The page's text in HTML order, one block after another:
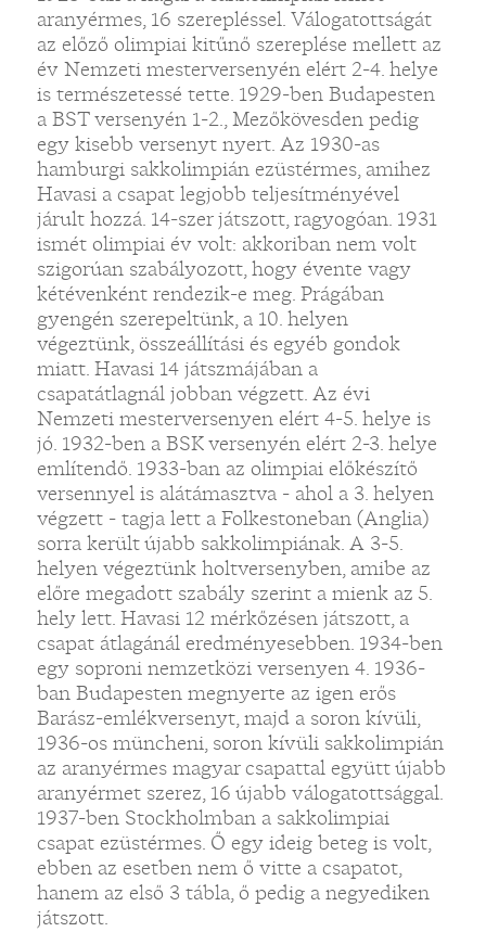
aranyérmes, 16 szerepléssel. Válogatottságát
az előző olimpiai kitűnő szereplése mellett az
év Nemzeti mesterversenyén elért 2-4. helye
is természetessé tette. 1929-ben Budapesten
a BST versenyén 1-2., Mezőkövesden pedig
egy kisebb versenyt nyert. Az 1930-as
hamburgi sakkolimpián ezüstérmes, amihez
Havasi a csapat legjobb teljesítményével
járult hozzá. 14-szer játszott, ragyogóan. 1931
ismét olimpiai év volt: akkoriban nem volt
szigorúan szabályozott, hogy évente vagy
kétévenként rendezik-e meg. Prágában
gyengén szerepeltünk, a 10. helyen
végeztünk, összeállítási és egyéb gondok
miatt. Havasi 14 játszmájában a
csapatátlagnál jobban végzett. Az évi
Nemzeti mesterversenyen elért 4-5. helye is
jó. 1932-ben a BSK versenyén elért 2-3. helye
említendő. 1933-ban az olimpiai előkészítő
versennyel is alátámasztva - ahol a 3. helyen
végzett - tagja lett a Folkestoneban (Anglia)
sorra került újabb sakkolimpiának. A 3-5.
helyen végeztünk holtversenyben, amibe az
előre megadott szabály szerint a mienk az 5.
hely lett. Havasi 12 mérkőzésen játszott, a
csapat átlagánál eredményesebben. 1934-ben
egy soproni nemzetközi versenyen 4. 1936-
ban Budapesten megnyerte az igen erős
Barász-emlékversenyt, majd a soron kívüli,
1936-os müncheni, soron kívüli sakkolimpián
az aranyérmes magyar csapattal együtt újabb
aranyérmet szerez, 16 újabb válogatottsággal.
1937-ben Stockholmban a sakkolimpiai
csapat ezüstérmes. Ő egy ideig beteg is volt,
ebben az esetben nem ő vitte a csapatot,
hanem az első 3 tábla, ő pedig a negyediken
játszott.